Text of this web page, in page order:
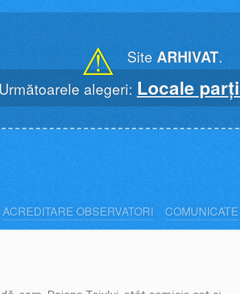
⚠ Site ARHIVAT.
Următoarele alegeri: Locale
ACREDITARE OBSERVATORI COMUNICATE